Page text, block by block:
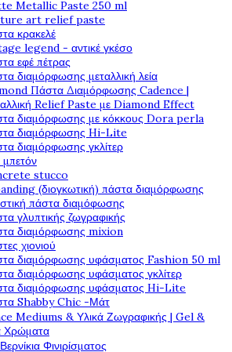
Metallic Paste 250 ml
art relief paste
κρακελέ
legend - αντικέ γκέσο
εφέ πέτρας
διαμόρφωσης μεταλλική λεία
Πάστα Διαμόρφωσης Cadence |
Relief Paste με Diamond Effect
διαμόρφωσης με κόκκους Dora perla
διαμόρφωσης Hi-Lite
διαμόρφωσης γκλίτερ
stucco
(διογκωτική) πάστα διαμόρφωσης
πάστα διαμόφωσης
γλυπτικής ζωγραφικής
διαμόρφωσης mixion
χιονιού
διαμόρφωσης υφάσματος Fashion 50 ml
διαμόρφωσης υφάσματος γκλίτερ
διαμόρφωσης υφάσματος Hi-Lite
Shabby Chic -Μάτ
Mediums & Υλικά Ζωγραφικής | Gel &
Χρώματα
Βερνίκια Φινιρίσματος